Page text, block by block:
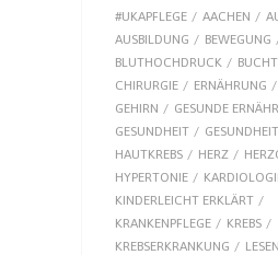
#UKAPFLEGE AACHEN
AUSBILDUNG
BEWEGUNG
BLUTHOCHDRUCK
CHIRURGIE
ERNÄHRUNG
GEHIRN
GESUNDE
GESUNDHEIT
HAUTKREBS
HERZ
HYPERTONIE
KINDERLEICHT ERKLÄRT
KRANKENPFLEGE
KREBS
KREBSERKRANKUNG
LESEN